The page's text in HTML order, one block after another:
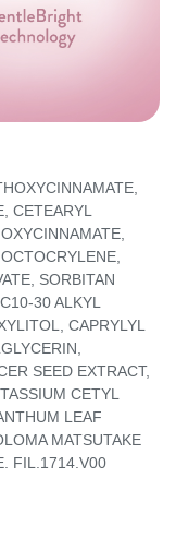
CETEARYL
SORBITAN
30 ALKYL
CAPRYLYL
SEED EXTRACT,
CETYL
LEAF
MATSUTAKE
FIL.1714.V00